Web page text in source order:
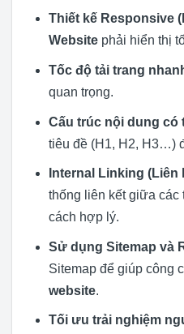
Thiết kế Responsive
Websitephải hiển thị
Tốc độ tải trang
quan trọng.
Cấu trúc nội dung có
tiêu đề (H1, H2, H3…)
Internal Linking (Liên
thống liên kết giữa các
cách hợp lý.
Sử dụng Sitemap và
Sitemap để giúp công
website.
Tối ưu trải nghiệm